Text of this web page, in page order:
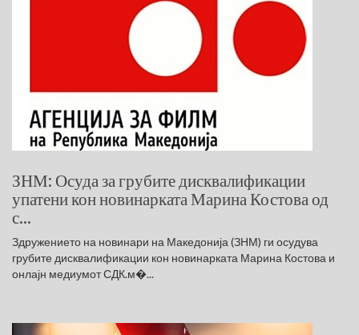
ЗНМ: Осуда за грубите дисквалификации
упатени кон новинарката Марина Костова од
с...
Здружението на новинари на Македонија (ЗНМ) ги осудува
грубите дисквалификации кон новинарката Марина Костова и
онлајн медиумот СДК.м�...